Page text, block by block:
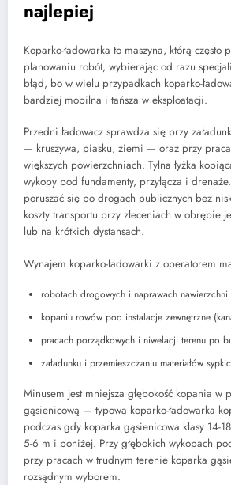
najlepiej
Koparko-ładowarka to maszyna, którą często
planowaniu robót, wybierając od razu
błąd, bo w wielu przypadkach koparko-
bardziej mobilna i tańsza w eksploatacji.
Przedni ładowacz sprawdza się przy
— kruszywa, piasku, ziemi — oraz przy
większych powierzchniach. Tylna łyżka
wykopy pod fundamenty, przyłącza i
poruszać się po drogach publicznych bez
koszty transportu przy zleceniach w obrębie
lub na krótkich dystansach.
Wynajem koparko-ładowarki z operatorem
robotach drogowych i naprawach nawierzchni
kopaniu rowów pod instalacje zewnętrzne
pracach porządkowych i niwelacji terenu po
załadunku i przemieszczaniu materiałów
Minusem jest mniejsza głębokość kopania w
gąsienicową — typowa koparko-ładowarka
podczas gdy koparka gąsienicowa klasy 14-
5-6 m i poniżej. Przy głębokich wykopach
przy pracach w trudnym terenie koparka
rozsądnym wyborem.